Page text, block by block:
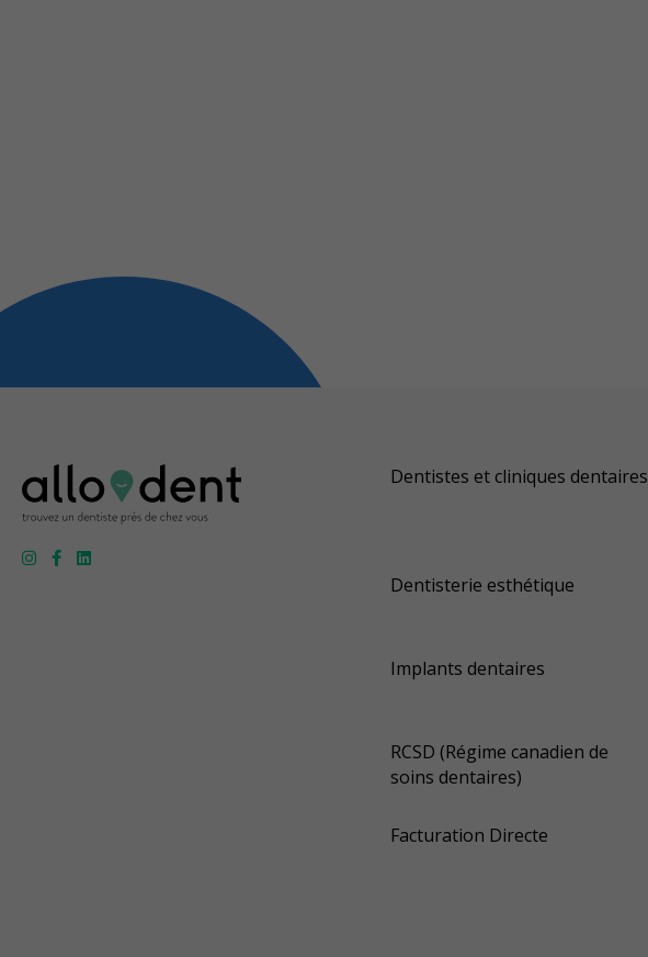
Dentistes et cliniques dentaires
Dentisterie esthétique
Implants dentaires
RCSD (Régime canadien de
soins dentaires)
Facturation Directe